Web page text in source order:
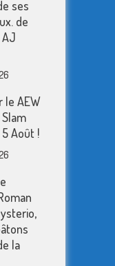
ses
de
le AEW
Août !
la